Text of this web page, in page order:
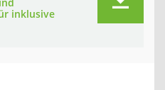
inklusive